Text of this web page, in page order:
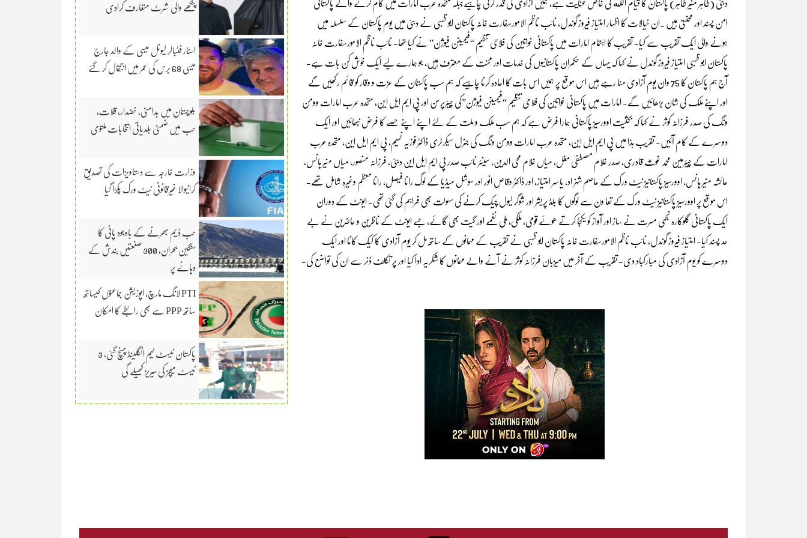
امن پسند اور محنتی ہیں ۔ان خیالات کا اظہار امتیاز فیروز گوندل، نائب ناظم الامورسفارت خانہ پاکستان ابو ظہبی نے دبئی میں یوم پاکستان کے سلسلہ میں
ہونے والی ایک تقریب سے کیا- تقریب کا اہتمام امارات میں پاکستانی خواتین کی فلاحی تنظیم “فیمینن فیوژن” نے کیا تھا- نائب ناظم الامورسفارت خانہ
پاکستان ابو ظہبی امتیاز فیروز گوندل نے کہا کہ یہاں کے حکمران پاکستانیوں کی خدمات اور محنت کے معترف ہیں، جو ہمارے لیے ایک خوش کن بات ہے-
آج ہم پاکستان کا 75 وان یوم آزادی منا رہے ہیں اس موقع پر ہمیں اس بات کا اعادہ کرنا چاہیے کہ ہم سب پاکستان کے عزت و وقار کو قائم رکھیں گے
اور اپنے ملک کی شان بڑھائیں گے- امارات میں پاکستانی خواتین کی فلاحی تنظیم “فیمینن فیوژن”کی چیئرپرسن اور پی ایم ایل این، متحدہ عرب امارات وومن
ونگ کی صدر فرزانہ کوثر نے کہا کہ بحثیت اوورسیز پاکستانی ہمارا فرض ہے کہ ہم سب ملک و ملت کے لئے اپنے اپنے حصے کا فرض نبھائیں اور ایک
دوسرے کے کام آئیں- تقریب ہذا میں پی ایم ایل این، متحدہ عرب امارات وومن ونگ کی جنرل سیکرٹری ڈاکٹر فوزیہ نسیم، پی ایم ایل این، متحدہ عرب
امارات کے چیئرمین محمد غوث قادری، صدر غلام مصطفیٰ مغل، میاں غلام محی الدین، سینئر نائب صدر پی ایم ایل این دبئی، فرزانہ منصور، میاں منیر ہانس،
عائشہ منیر ہانس، اوورسیز پاکستانیز نیٹ ورک کے عاصم شہزاد، یاسر امتیاز، اور ڈاکٹر وقاص انور اور سوشل میڈیا کے لوگ رانا فیصل، رانا معظم وغیرہ شامل تھے-
اس موقع پر اوورسیز پاکستانیز نیٹ ورک کے تعا ون سے لوگوں کا بلڈ پریشر اور شوگر لیول چیک کرنے کی سہولت بھی فراہم کی گئی تھی- ایونٹ کے دوران
ایک پاکستانی گلوکارہ نجمی مسرت نے ساز اور آواز کو یکجا کرتے ھوئے قومی، ملکی، ملی نغمے اور گیت بھی گائے، جسے ایونٹ کے ناظرین و حاضرین نے بے
حد پسند کیا- امتیاز فیروز گوندل، نائب ناظم الامورسفارت خانہ پاکستان ابو ظہبی نے تقریب کے مہمانوں کے ساتھ مل کر یوم آزادی کا کیک کاٹا اور ایک
دوسرے کو یوم آزادی کی مبارکباد دی- تقریب کے آخر میں میزبان فرزانہ کوثر نے آنے والے مہمانوں کا شکریہ ادا کیا اور پر تکلف ڈنر سے ان کی تواضع کی-
پنکھے والی شرٹ متعارف کرادی
اسٹار فٹبالر لیونل میسی کے والد جارج
میسی 68 برس کی عمر میں انتقال کر گئے
بلوچستان میں بدامنی، خضدار، قلات،
حب میں ضمنی بلدیاتی انتخابات ملتوی
وزارت خارجہ سے دستاویزات کی تصدیق
کرانیوالا غیرقانونی نیٹ ورک پکڑا گیا
حب ڈیم بھرنے کے باوجود پانی کا
سنگین بحران، 300 صنعتیں بندش کے
دہانے پر
PTI لانگ مارچ، اپوزیشن جماعتوں کیساتھ
ساتھ PPP سے بھی رابطے کا امکان
پاکستان ٹیسٹ ٹیم انگلینڈ پہنچ گئی، 3
ٹیسٹ میچز کی سیریز کھیلے گی